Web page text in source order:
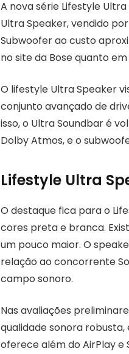
A nova série Lifestyle
Ultra Speaker, vendido
Subwoofer ao custo
no site da Bose quanto
O lifestyle Ultra Speaker
conjunto avançado de
isso, o Ultra Soundbar é
Dolby Atmos, e o
Lifestyle Ultra
O destaque fica para o
cores preta e branca.
um pouco maior. O
relação ao concorrente
campo sonoro.
Nas avaliações
qualidade sonora
oferece além do AirPlay e